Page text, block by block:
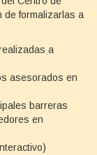
de formalizarlas a
a
asesorados en
barreras
en